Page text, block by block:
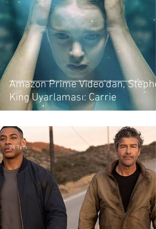
Amazon Prime Video'dan,
King Uyarlaması: Carrie
28 Tem